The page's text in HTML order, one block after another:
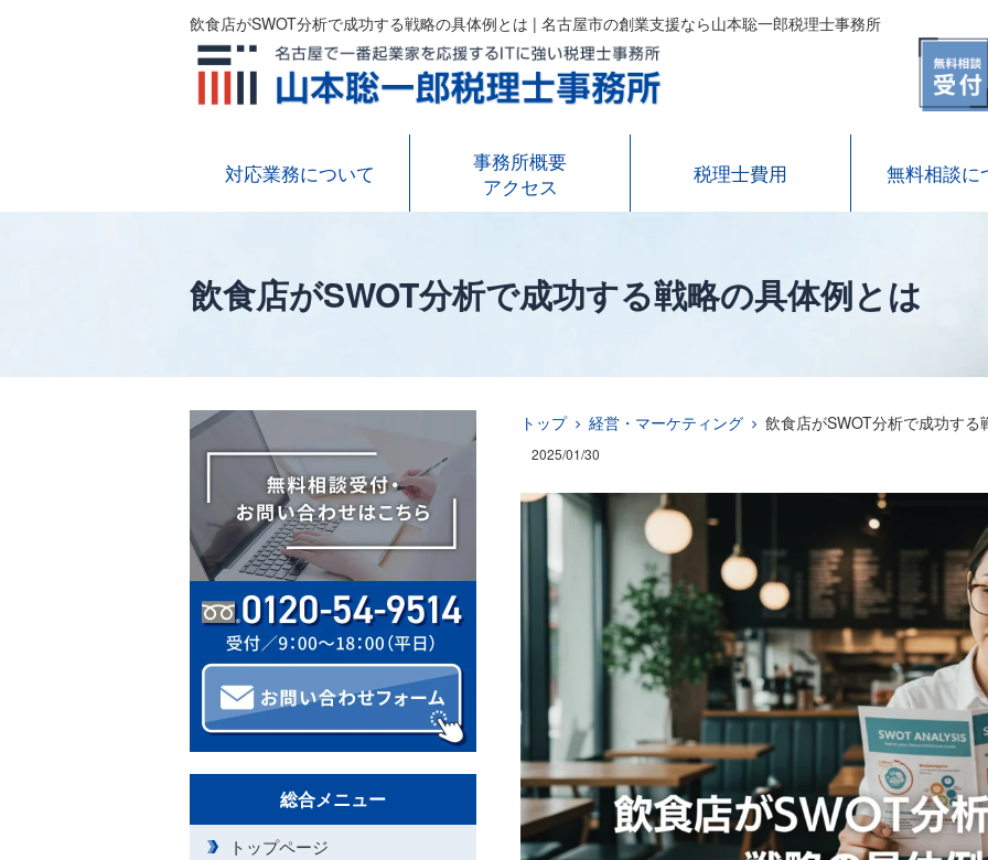
飲食店がSWOT分析で成功する戦略の具体例とは | 名古屋市の創業支援なら山本聡一郎税理士事務所
対応業務について
事務所概要
アクセス
税理士費用 無料相談に
飲食店がSWOT分析で成功する戦略の具体例とは
トップ 経営・マーケティング 飲食店がSWOT分析で成功する
2025/01/30
総合メニュー
トップページ